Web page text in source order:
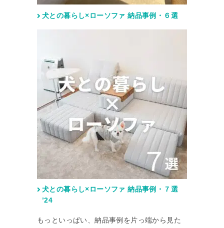
犬との暮らし×ローソファ 納品事例・６選
犬との暮らし×ローソファ 納品事例・７選
’24
もっといっぱい、納品事例を片っ端から見た